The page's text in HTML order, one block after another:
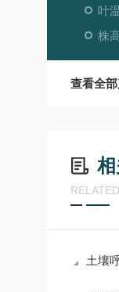
叶
株
查看全
土壤呼吸